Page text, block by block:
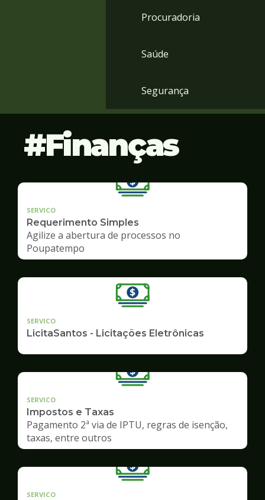
Procuradoria
Saúde
Segurança
Finanças
SERVICO
Requerimento Simples
Agilize a abertura de processos no
Poupatempo
SERVICO
LicitaSantos - Licitações Eletrônicas
SERVICO
Impostos e Taxas
Pagamento 2ª via de IPTU, regras de isenção,
taxas, entre outros
SERVICO